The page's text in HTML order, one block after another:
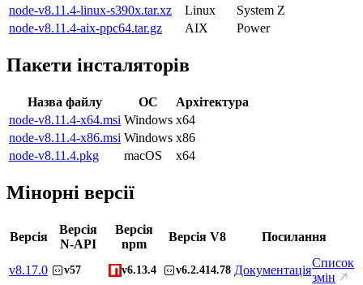
node-v8.11.4-linux-s390x.tar.xz
Linux
System Z
node-v8.11.4-aix-ppc64.tar.gz
AIX Power
Пакети інсталяторів
Назва файлу ОС
Архітектура
node-v8.11.4-x64.msi Windows x64
node-v8.11.4-x86.msi Windows x86
node-v8.11.4.pkg
macOS x64
Мінорні версії
Версія
Версія
N-API
Версія
npm
Версія V8 Посилання
v8.17.0 v57 v6.13.4 v6.2.414.78 Документація
Список
змін